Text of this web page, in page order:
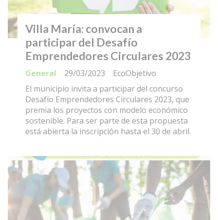
Villa María: convocan a
participar del Desafío
Emprendedores Circulares 2023
EcoObjetivo
General
29/03/2023
El municipio invita a participar del concurso
Desafío Emprendedores Circulares 2023, que
premia los proyectos con modelo económico
sostenible. Para ser parte de esta propuesta
está abierta la inscripción hasta el 30 de abril.